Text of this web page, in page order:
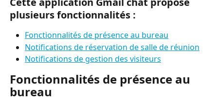
plusieurs fonctionnalités :
Fonctionnalités de présence au bureau
Notifications de réservation de salle de réunion
Notifications de gestion des visiteurs
Fonctionnalités de présence au
bureau